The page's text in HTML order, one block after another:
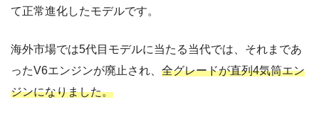
て正常進化したモデルです。
海外市場では5代目モデルに当たる当代では、それまであ
ったV6エンジンが廃止され、 全グレードが直列4気筒エン
ジンになりました。